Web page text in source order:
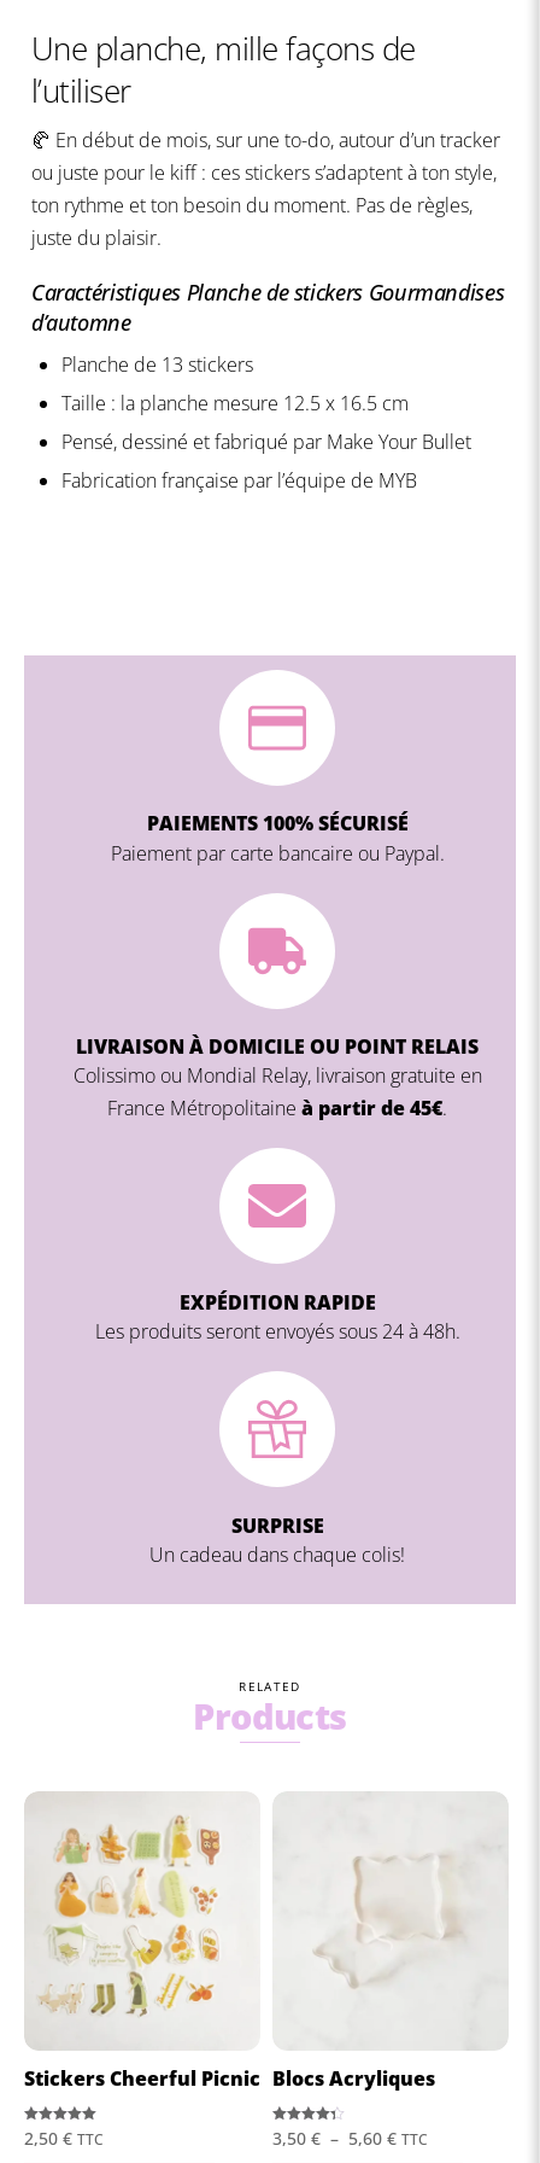
Une planche, mille façons de
l’utiliser
🥐 En début de mois, sur une to-do, autour d’un tracker
ou juste pour le kiff : ces stickers s’adaptent à ton style,
ton rythme et ton besoin du moment. Pas de règles,
juste du plaisir.
Caractéristiques Planche de stickers Gourmandises
d’automne
Planche de 13 stickers
Taille : la planche mesure 12.5 x 16.5 cm
Pensé, dessiné et fabriqué par Make Your Bullet
Fabrication française par l’équipe de MYB
PAIEMENTS 100% SÉCURISÉ
Paiement par carte bancaire ou Paypal.
LIVRAISON À DOMICILE OU POINT RELAIS
Colissimo ou Mondial Relay, livraison gratuite en
France Métropolitaine à partir de 45€.
EXPÉDITION RAPIDE
Les produits seront envoyés sous 24 à 48h.
SURPRISE
Un cadeau dans chaque colis!
RELATED
Products
Stickers Cheerful Picnic
Note
5.00
2,50 € TTC
Blocs Acryliques
Note
4.33
3,50 € – 5,60 €Plage
TTC